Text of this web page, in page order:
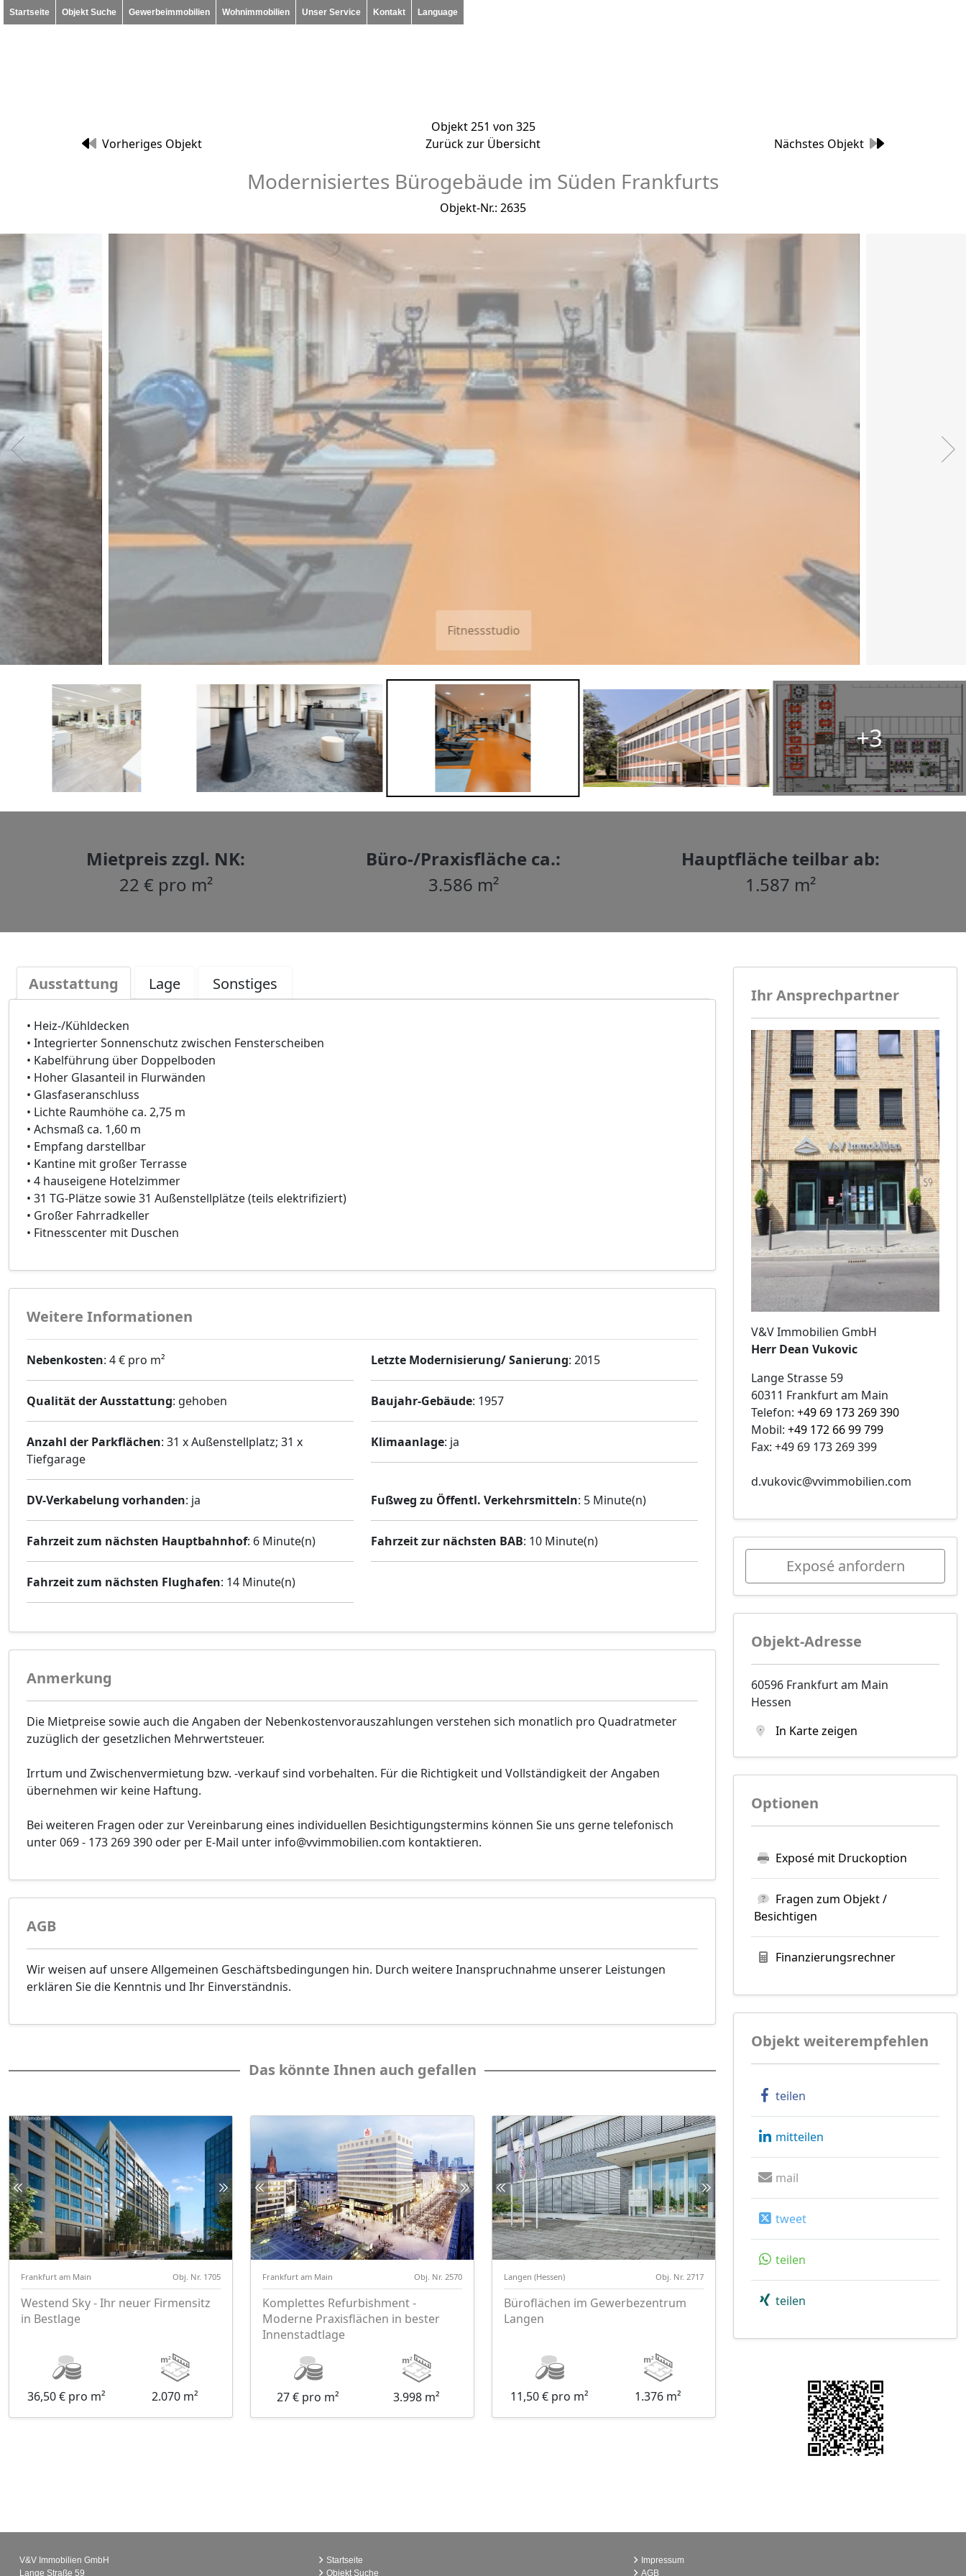
Startseite Objekt Suche Gewerbeimmobilien Wohnimmobilien Unser Service Kontakt Language
Objekt 251 von 325
Nächstes Objekt
Vorheriges Objekt Zurück zur Übersicht
Modernisiertes Bürogebäude im Süden Frankfurts
Objekt-Nr.: 2635
Fitnessstudio
+3
Mietpreis zzgl. NK:
22 € pro m²
Büro-/Praxisfläche ca.:
3.586 m²
Hauptfläche teilbar ab:
1.587 m²
Ausstattung Lage Sonstiges
• Heiz-/Kühldecken
• Integrierter Sonnenschutz zwischen Fensterscheiben
• Kabelführung über Doppelboden
• Hoher Glasanteil in Flurwänden
• Glasfaseranschluss
• Lichte Raumhöhe ca. 2,75 m
• Achsmaß ca. 1,60 m
• Empfang darstellbar
• Kantine mit großer Terrasse
• 4 hauseigene Hotelzimmer
• 31 TG-Plätze sowie 31 Außenstellplätze (teils elektrifiziert)
• Großer Fahrradkeller
• Fitnesscenter mit Duschen
Weitere Informationen
Nebenkosten: 4 € pro m² Letzte Modernisierung/ Sanierung: 2015
Qualität der Ausstattung: gehoben Baujahr-Gebäude: 1957
Anzahl der Parkflächen: 31 x Außenstellplatz; 31 x
Tiefgarage
Klimaanlage: ja
DV-Verkabelung vorhanden: ja Fußweg zu Öffentl. Verkehrsmitteln: 5 Minute(n)
Fahrzeit zum nächsten Hauptbahnhof: 6 Minute(n) Fahrzeit zur nächsten BAB: 10 Minute(n)
Fahrzeit zum nächsten Flughafen: 14 Minute(n)
Anmerkung
Die Mietpreise sowie auch die Angaben der Nebenkostenvorauszahlungen verstehen sich monatlich pro Quadratmeter
zuzüglich der gesetzlichen Mehrwertsteuer.
Irrtum und Zwischenvermietung bzw. -verkauf sind vorbehalten. Für die Richtigkeit und Vollständigkeit der Angaben
übernehmen wir keine Haftung.
Bei weiteren Fragen oder zur Vereinbarung eines individuellen Besichtigungstermins können Sie uns gerne telefonisch
unter 069 - 173 269 390 oder per E-Mail unter info@vvimmobilien.com kontaktieren.
AGB
Wir weisen auf unsere Allgemeinen Geschäftsbedingungen hin. Durch weitere Inanspruchnahme unserer Leistungen
erklären Sie die Kenntnis und Ihr Einverständnis.
Das könnte Ihnen auch gefallen
Frankfurt am Main Obj. Nr. 1705
Westend Sky - Ihr neuer Firmensitz
in Bestlage
36,50 € pro m² 2.070 m²
Frankfurt am Main Obj. Nr. 2570
Komplettes Refurbishment -
Moderne Praxisflächen in bester
Innenstadtlage
27 € pro m² 3.998 m²
Langen (Hessen) Obj. Nr. 2717
Büroflächen im Gewerbezentrum
Langen
11,50 € pro m² 1.376 m²
Ihr Ansprechpartner
V&V Immobilien GmbH
Herr Dean Vukovic
Lange Strasse 59
60311 Frankfurt am Main
Telefon: +49 69 173 269 390
Mobil: +49 172 66 99 799
Fax: +49 69 173 269 399
d.vukovic@vvimmobilien.com
Exposé anfordern
Objekt-Adresse
60596 Frankfurt am Main
Hessen
In Karte zeigen
Optionen
Exposé mit Druckoption
Fragen zum Objekt /
Besichtigen
Finanzierungsrechner
Objekt weiterempfehlen
teilen
mitteilen
mail
tweet
teilen
teilen
V&V Immobilien GmbH
Lange Straße 59
Startseite
Objekt Suche
Impressum
AGB